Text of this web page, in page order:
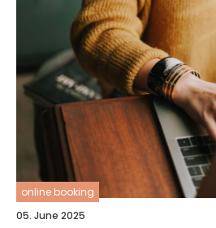
online booking
05. June 2025